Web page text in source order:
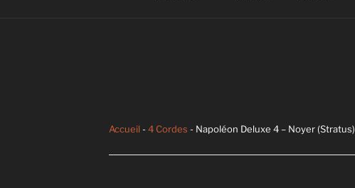
Accueil - 4 Cordes - Napoléon Deluxe 4 – Noyer (Stratus)